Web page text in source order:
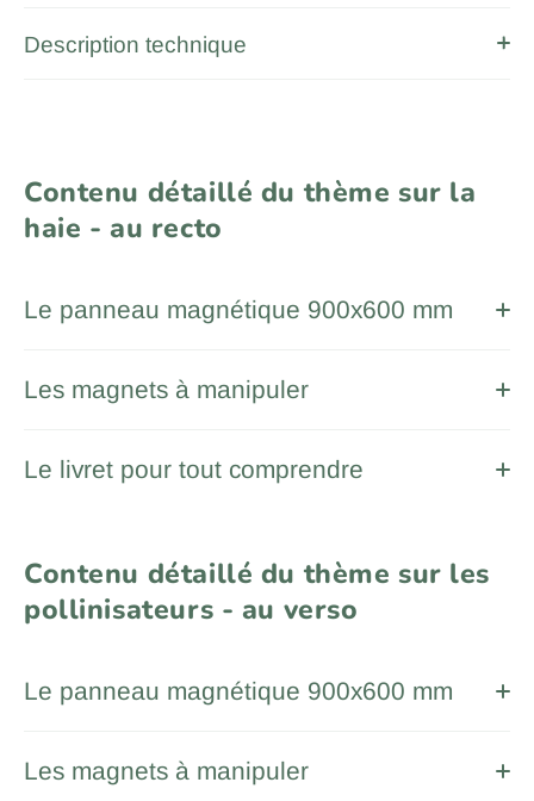
Description technique
Contenu détaillé du thème sur la
haie - au recto
Le panneau magnétique 900x600 mm
Les magnets à manipuler
Le livret pour tout comprendre
Contenu détaillé du thème sur les
pollinisateurs - au verso
Le panneau magnétique 900x600 mm
Les magnets à manipuler